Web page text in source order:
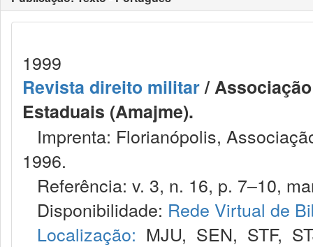
1999
Revista direito militar/
Estaduais (Amajme).
Imprenta: Florianópolis,
1996.
Referência: v. 3, n. 16, p. 7–10,
Disponibilidade: Rede Virtual de
Localização: MJU, SEN, STF,